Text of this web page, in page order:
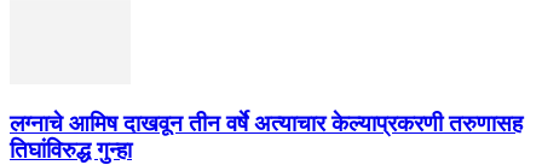
लग्नाचे आमिष दाखवून तीन वर्षे अत्याचार केल्याप्रकरणी तरुणासह
तिघांविरुद्ध गुन्हा